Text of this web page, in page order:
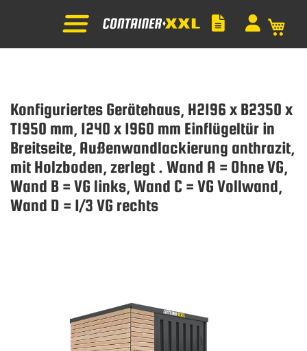
Konfiguriertes Gerätehaus, H2196 x B2350 x
T1950 mm, 1240 x 1960 mm Einflügeltür in
Breitseite, Außenwandlackierung anthrazit,
mit Holzboden, zerlegt . Wand A = Ohne VG,
Wand B = VG links, Wand C = VG Vollwand,
Wand D = 1/3 VG rechts